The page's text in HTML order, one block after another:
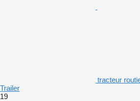
tracteur
Trailer
19